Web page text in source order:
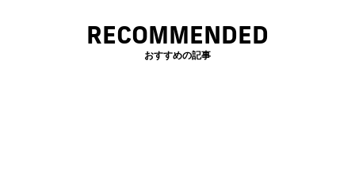
RECOMMENDED
おすすめの記事